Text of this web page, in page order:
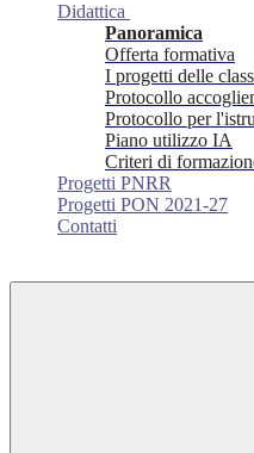
Didattica
Panoramica
Offerta formativa
I progetti delle
Protocollo
Protocollo per
Piano utilizzo IA
Criteri di
Progetti PNRR
Progetti PON 2021-27
Contatti